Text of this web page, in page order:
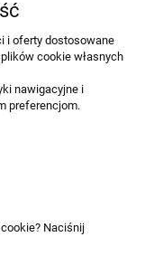
informacji
Więcej w
i oferty dostosowane
cookie własnych
nawigacyjne i
preferencjom.
Naciśnij